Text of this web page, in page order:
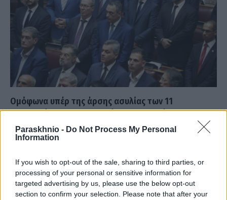
Paraskhnio - Do Not Process My Personal
Information
If you wish to opt-out of the sale, sharing to third parties, or
processing of your personal or sensitive information for
targeted advertising by us, please use the below opt-out
section to confirm your selection. Please note that after your
Ομόφωνα υπέρ της άρσης ασυλίας των 11
βουλευτών των Σπαρτιατών η Επιτροπή
Δεοντολογίας
ΑΝΑΡΤΗΘΗΚΕ ΑΠΟ ΕΛΕΑΝΑ ΖΑΜΠΑΡΑ
Η Επιτροπή Δεοντολογίας της Βουλής αποφάσισε ομόφωνα υπέρ
της άρσης ασυλίας των 11 βουλευτών του κόμματος
«Σπαρτιάτες». Το θέμα θα συζητηθεί στην…